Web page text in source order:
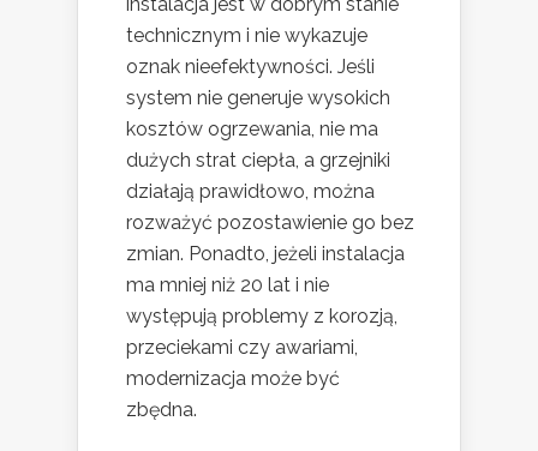
technicznym i nie wykazuje
oznak nieefektywności. Jeśli
system nie generuje wysokich
kosztów ogrzewania, nie ma
dużych strat ciepła, a grzejniki
działają prawidłowo, można
rozważyć pozostawienie go bez
zmian. Ponadto, jeżeli instalacja
ma mniej niż 20 lat i nie
występują problemy z korozją,
przeciekami czy awariami,
modernizacja może być
zbędna.